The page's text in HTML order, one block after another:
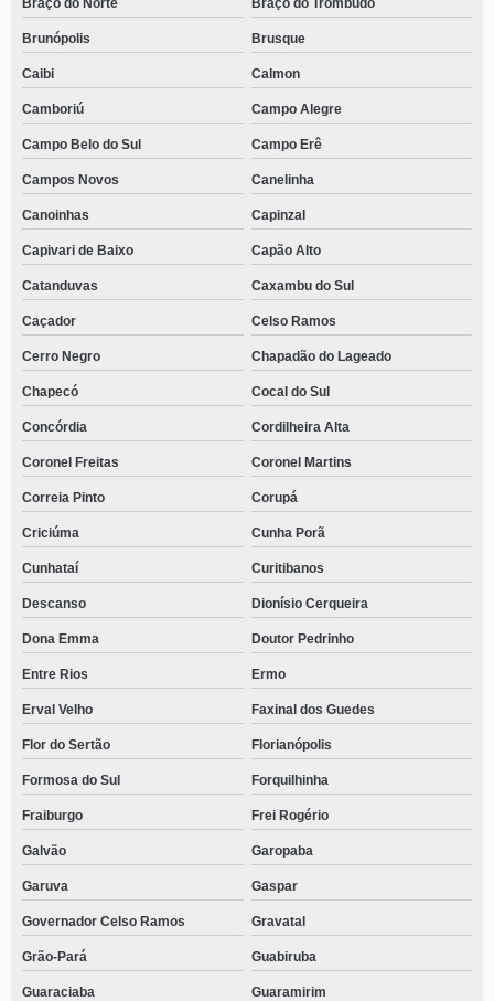
Braço do Norte Braço do Trombudo
Brunópolis Brusque
Caibi Calmon
Camboriú Campo Alegre
Campo Belo do Sul Campo Erê
Campos Novos Canelinha
Canoinhas Capinzal
Capivari de Baixo Capão Alto
Catanduvas Caxambu do Sul
Caçador Celso Ramos
Cerro Negro Chapadão do Lageado
Chapecó Cocal do Sul
Concórdia Cordilheira Alta
Coronel Freitas Coronel Martins
Correia Pinto Corupá
Criciúma Cunha Porã
Cunhataí Curitibanos
Descanso Dionísio Cerqueira
Dona Emma Doutor Pedrinho
Entre Rios Ermo
Erval Velho Faxinal dos Guedes
Flor do Sertão Florianópolis
Formosa do Sul Forquilhinha
Fraiburgo Frei Rogério
Galvão Garopaba
Garuva Gaspar
Governador Celso Ramos Gravatal
Grão-Pará Guabiruba
Guaraciaba Guaramirim